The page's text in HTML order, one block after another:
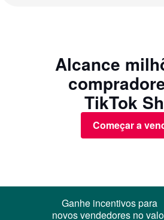
Alcance
TikTok
Começar a
Ganhe incentivos para
novos vendedores no